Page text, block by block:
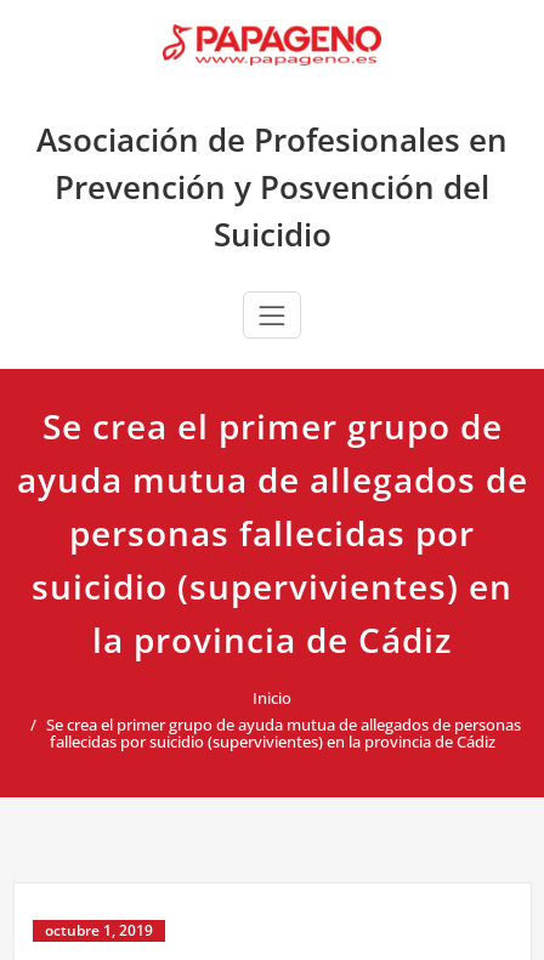
Asociación de Profesionales en
Prevención y Posvención del
Suicidio
Se crea el primer grupo de
ayuda mutua de allegados de
personas fallecidas por
suicidio (supervivientes) en
la provincia de Cádiz
Inicio
Se crea el primer grupo de ayuda mutua de allegados de personas
fallecidas por suicidio (supervivientes) en la provincia de Cádiz
octubre 1, 2019